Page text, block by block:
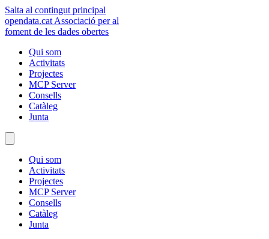
Salta al contingut principal
opendata.cat Associació per al
foment de les dades obertes
Qui som
Activitats
Projectes
MCP Server
Consells
Catàleg
Junta
Qui som
Activitats
Projectes
MCP Server
Consells
Catàleg
Junta